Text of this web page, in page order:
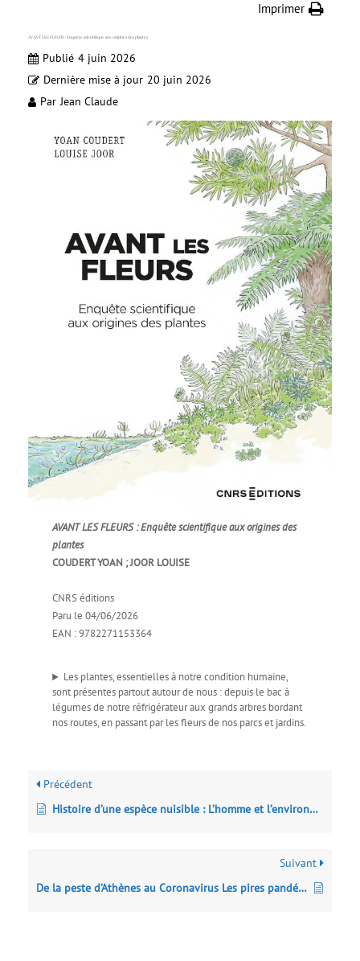
Imprimer
AVANT LES FLEURS : Enquête scientifique aux origines des plantes
Publié 4 juin 2026
Dernière mise à jour 20 juin 2026
Par Jean Claude
AVANT LES FLEURS : Enquête scientifique aux origines des
plantes
COUDERT YOAN ; JOOR LOUISE
CNRS éditions
Paru le 04/06/2026
EAN : 9782271153364
Les plantes, essentielles à notre condition humaine,
sont présentes partout autour de nous : depuis le bac à
légumes de notre réfrigérateur aux grands arbres bordant
nos routes, en passant par les fleurs de nos parcs et jardins.
Précédent
Histoire d’une espèce nuisible : L’homme et l’environnement
Suivant
De la peste d’Athènes au Coronavirus Les pires pandémies de l’histoire : Brève histoire mondiale des maladies infectieuses, de l’Antiquité à nos jours